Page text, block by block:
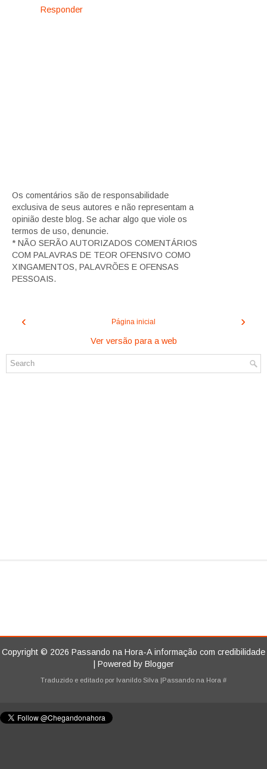
Responder
Os comentários são de responsabilidade
exclusiva de seus autores e não representam a
opinião deste blog. Se achar algo que viole os
termos de uso, denuncie.
* NÃO SERÃO AUTORIZADOS COMENTÁRIOS
COM PALAVRAS DE TEOR OFENSIVO COMO
XINGAMENTOS, PALAVRÕES E OFENSAS
PESSOAIS.
‹ ›
Página inicial
Ver versão para a web
Copyright © 2026 Passando na Hora-A informação com credibilidade
| Powered by Blogger
Traduzido e editado por Ivanildo Silva |Passando na Hora #